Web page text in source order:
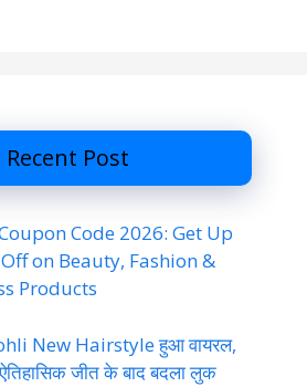
Recent Post
Code 2026: Get Up
on Beauty, Fashion &
Products
New Hairstyle हुआ वायरल,
जीत के बाद बदला लुक